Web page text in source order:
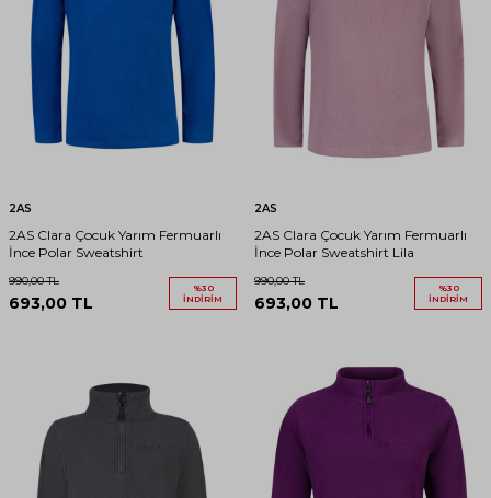
2AS
2AS Clara Çocuk Yarım Fermuarlı
İnce Polar Sweatshirt
990,00TL
693,00 TL
%30
İNDIRIM
2AS
2AS Clara Çocuk Yarım Fermuarlı
İnce Polar Sweatshirt Lila
990,00TL
693,00 TL
%30
İNDIRIM